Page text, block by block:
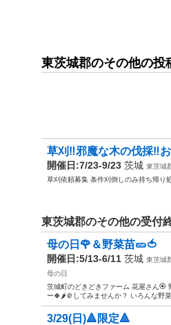
東茨城郡のその他の投
草刈‼️邪魔な木の伐採‼️
開催日:7/23-9/23 茨城 東茨城
草刈依頼募集 条件刈倒しのみ持ち帰り
東茨城郡のその他の受付
母の日🌹＆野菜苗🥒🍅
開催日:5/13-6/11 茨城 東茨城
母の日
茨城町のどきどきファーム 花屋さん🏵️
ー🍀🌶️🫑してみませんか？ いろんな野
3/29(日)🔺限定🔺